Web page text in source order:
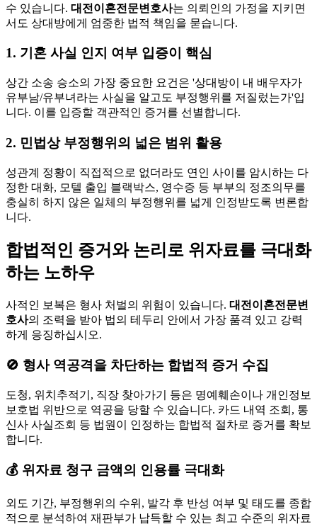
수 있습니다. 대전이혼전문변호사는 의뢰인의 가정을 지키면
서도 상대방에게 엄중한 법적 책임을 묻습니다.
1. 기혼 사실 인지 여부 입증이 핵심
상간 소송 승소의 가장 중요한 요건은 '상대방이 내 배우자가
유부남/유부녀라는 사실을 알고도 부정행위를 저질렀는가'입
니다. 이를 입증할 객관적인 증거를 선별합니다.
2. 민법상 부정행위의 넓은 범위 활용
성관계 정황이 직접적으로 없더라도 연인 사이를 암시하는 다
정한 대화, 모텔 출입 블랙박스, 영수증 등 부부의 정조의무를
충실히 하지 않은 일체의 부정행위를 넓게 인정받도록 변론합
니다.
합법적인 증거와 논리로 위자료를 극대화
하는 노하우
사적인 보복은 형사 처벌의 위험이 있습니다. 대전이혼전문변
호사의 조력을 받아 법의 테두리 안에서 가장 품격 있고 강력
하게 응징하십시오.
🚫 형사 역공격을 차단하는 합법적 증거 수집
도청, 위치추적기, 직장 찾아가기 등은 명예훼손이나 개인정보
보호법 위반으로 역공을 당할 수 있습니다. 카드 내역 조회, 통
신사 사실조회 등 법원이 인정하는 합법적 절차로 증거를 확보
합니다.
💰 위자료 청구 금액의 인용률 극대화
외도 기간, 부정행위의 수위, 발각 후 반성 여부 및 태도를 종합
적으로 분석하여 재판부가 납득할 수 있는 최고 수준의 위자료